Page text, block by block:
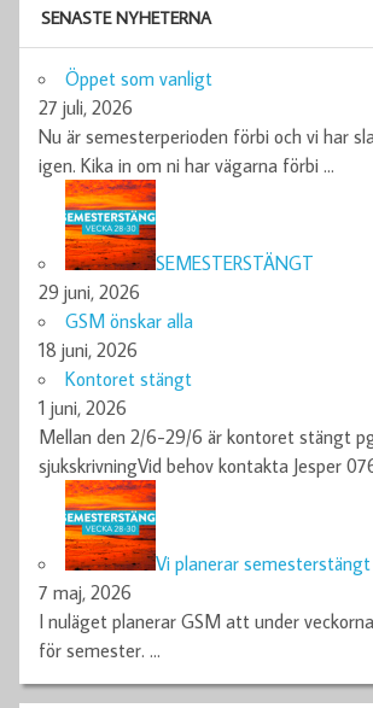
SENASTE NYHETERNA
Öppet som vanligt
27 juli, 2026
Nu är semesterperioden förbi och vi har
igen. Kika in om ni har vägarna förbi …
SEMESTERSTÄNGT
29 juni, 2026
GSM önskar alla
18 juni, 2026
Kontoret stängt
1 juni, 2026
Mellan den 2/6-29/6 är kontoret stängt
sjukskrivningVid behov kontakta Jesper
Vi planerar semesterstängt
7 maj, 2026
I nuläget planerar GSM att under
för semester. …